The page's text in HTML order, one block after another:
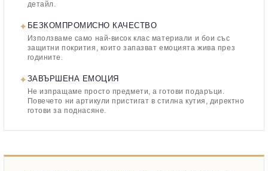
детайл.
✦ БЕЗКОМПРОМИСНО КАЧЕСТВО
Използваме само най-висок клас материали и бои със
защитни покрития, които запазват емоцията жива през
годините.
✦ЗАВЪРШЕНА ЕМОЦИЯ
Не изпращаме просто предмети, а готови подаръци.
Повечето ни артикули пристигат в стилна кутия, директно
готови за поднасяне.